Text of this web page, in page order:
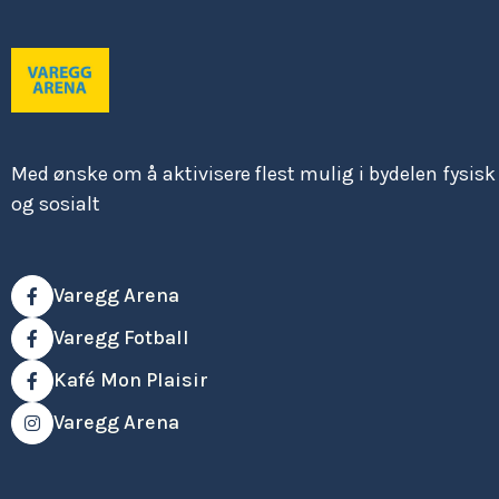
Med ønske om å aktivisere flest mulig i bydelen fysisk
og sosialt
 Varegg Arena
 Varegg Fotball
 Kafé Mon Plaisir
 Varegg Arena